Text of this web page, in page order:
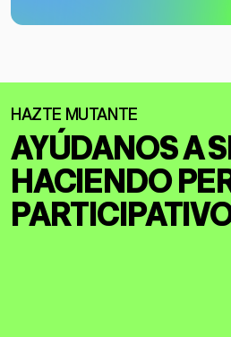
AYÚDANOS A
HACIENDO